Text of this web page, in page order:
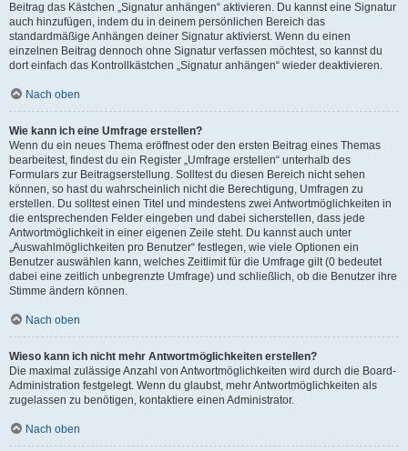
Beitrag das Kästchen „Signatur anhängen“ aktivieren. Du kannst eine Signatur
auch hinzufügen, indem du in deinem persönlichen Bereich das
standardmäßige Anhängen deiner Signatur aktivierst. Wenn du einen
einzelnen Beitrag dennoch ohne Signatur verfassen möchtest, so kannst du
dort einfach das Kontrollkästchen „Signatur anhängen“ wieder deaktivieren.
Nach oben
Wie kann ich eine Umfrage erstellen?
Wenn du ein neues Thema eröffnest oder den ersten Beitrag eines Themas
bearbeitest, findest du ein Register „Umfrage erstellen“ unterhalb des
Formulars zur Beitragserstellung. Solltest du diesen Bereich nicht sehen
können, so hast du wahrscheinlich nicht die Berechtigung, Umfragen zu
erstellen. Du solltest einen Titel und mindestens zwei Antwortmöglichkeiten in
die entsprechenden Felder eingeben und dabei sicherstellen, dass jede
Antwortmöglichkeit in einer eigenen Zeile steht. Du kannst auch unter
„Auswahlmöglichkeiten pro Benutzer“ festlegen, wie viele Optionen ein
Benutzer auswählen kann, welches Zeitlimit für die Umfrage gilt (0 bedeutet
dabei eine zeitlich unbegrenzte Umfrage) und schließlich, ob die Benutzer ihre
Stimme ändern können.
Nach oben
Wieso kann ich nicht mehr Antwortmöglichkeiten erstellen?
Die maximal zulässige Anzahl von Antwortmöglichkeiten wird durch die Board-
Administration festgelegt. Wenn du glaubst, mehr Antwortmöglichkeiten als
zugelassen zu benötigen, kontaktiere einen Administrator.
Nach oben